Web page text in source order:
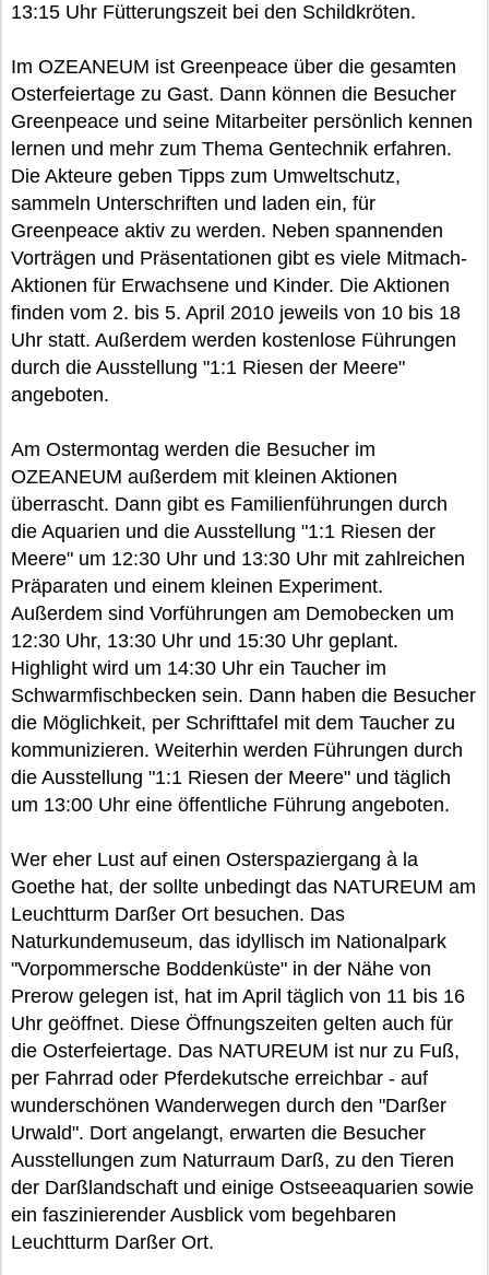
13:15 Uhr Fütterungszeit bei den Schildkröten.
Im OZEANEUM ist Greenpeace über die gesamten
Osterfeiertage zu Gast. Dann können die Besucher
Greenpeace und seine Mitarbeiter persönlich kennen
lernen und mehr zum Thema Gentechnik erfahren.
Die Akteure geben Tipps zum Umweltschutz,
sammeln Unterschriften und laden ein, für
Greenpeace aktiv zu werden. Neben spannenden
Vorträgen und Präsentationen gibt es viele Mitmach-
Aktionen für Erwachsene und Kinder. Die Aktionen
finden vom 2. bis 5. April 2010 jeweils von 10 bis 18
Uhr statt. Außerdem werden kostenlose Führungen
durch die Ausstellung "1:1 Riesen der Meere"
angeboten.
Am Ostermontag werden die Besucher im
OZEANEUM außerdem mit kleinen Aktionen
überrascht. Dann gibt es Familienführungen durch
die Aquarien und die Ausstellung "1:1 Riesen der
Meere" um 12:30 Uhr und 13:30 Uhr mit zahlreichen
Präparaten und einem kleinen Experiment.
Außerdem sind Vorführungen am Demobecken um
12:30 Uhr, 13:30 Uhr und 15:30 Uhr geplant.
Highlight wird um 14:30 Uhr ein Taucher im
Schwarmfischbecken sein. Dann haben die Besucher
die Möglichkeit, per Schrifttafel mit dem Taucher zu
kommunizieren. Weiterhin werden Führungen durch
die Ausstellung "1:1 Riesen der Meere" und täglich
um 13:00 Uhr eine öffentliche Führung angeboten.
Wer eher Lust auf einen Osterspaziergang à la
Goethe hat, der sollte unbedingt das NATUREUM am
Leuchtturm Darßer Ort besuchen. Das
Naturkundemuseum, das idyllisch im Nationalpark
"Vorpommersche Boddenküste" in der Nähe von
Prerow gelegen ist, hat im April täglich von 11 bis 16
Uhr geöffnet. Diese Öffnungszeiten gelten auch für
die Osterfeiertage. Das NATUREUM ist nur zu Fuß,
per Fahrrad oder Pferdekutsche erreichbar - auf
wunderschönen Wanderwegen durch den "Darßer
Urwald". Dort angelangt, erwarten die Besucher
Ausstellungen zum Naturraum Darß, zu den Tieren
der Darßlandschaft und einige Ostseeaquarien sowie
ein faszinierender Ausblick vom begehbaren
Leuchtturm Darßer Ort.